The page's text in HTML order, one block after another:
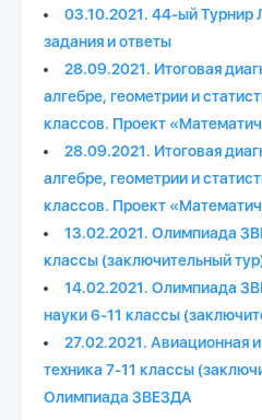
03.10.2021. 44-ый Турнир
задания и ответы
28.09.2021. Итоговая
алгебре, геометрии и
классов. Проект
28.09.2021. Итоговая
алгебре, геометрии и
классов. Проект
13.02.2021. Олимпиада
классы (заключительный
14.02.2021. Олимпиада
науки 6-11 классы
27.02.2021. Авиационная
техника 7-11 классы
Олимпиада ЗВЕЗДА